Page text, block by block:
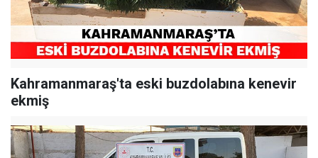
Kahramanmaraş'ta eski buzdolabına kenevir
ekmiş